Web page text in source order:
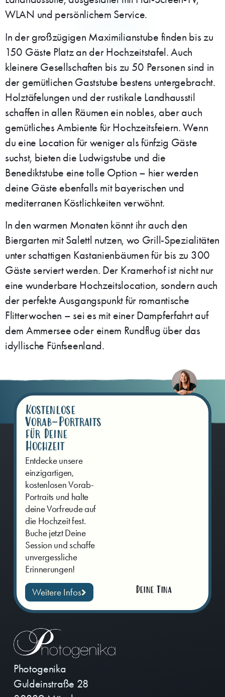
WLAN und persönlichem Service.
In der großzügigen Maximilianstube finden bis zu
150 Gäste Platz an der Hochzeitstafel. Auch
kleinere Gesellschaften bis zu 50 Personen sind in
der gemütlichen Gaststube bestens untergebracht.
Holztäfelungen und der rustikale Landhausstil
schaffen in allen Räumen ein nobles, aber auch
gemütliches Ambiente für Hochzeitsfeiern. Wenn
du eine Location für weniger als fünfzig Gäste
suchst, bieten die Ludwigstube und die
Benediktstube eine tolle Option – hier werden
deine Gäste ebenfalls mit bayerischen und
mediterranen Köstlichkeiten verwöhnt.
In den warmen Monaten könnt ihr auch den
Biergarten mit Salettl nutzen, wo Grill-Spezialitäten
unter schattigen Kastanienbäumen für bis zu 300
Gäste serviert werden. Der Kramerhof ist nicht nur
eine wunderbare Hochzeitslocation, sondern auch
der perfekte Ausgangspunkt für romantische
Flitterwochen – sei es mit einer Dampferfahrt auf
dem Ammersee oder einem Rundflug über das
idyllische Fünfseenland.
Photogenika
Guldeinstraße 28
Kostenlose
Vorab-Portraits
für Deine
Hochzeit
Entdecke unsere
einzigartigen,
kostenlosen Vorab-
Portraits und halte
deine Vorfreude auf
die Hochzeit fest.
Buche jetzt Deine
Session und schaffe
unvergessliche
Erinnerungen!
Weitere Infos
Deine Tina